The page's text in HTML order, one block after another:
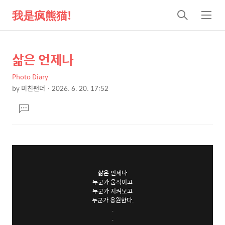
我是疯熊猫!
검
색
메
뉴
상
세
컨
텐
츠
본
문
제
목
삶은 언제나
Photo Diary
by미친팬더 2026. 6. 20. 17:52
문댓
글
삶은 언제나
누군가 움직이고
누군가 지켜보고
누군가 응원한다.
.
.